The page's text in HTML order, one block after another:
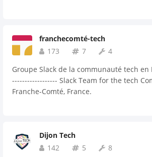
franchecomté-tech
173
7
4
Groupe Slack de la communauté tech en
------------------ Slack Team for the tech
Franche-Comté, France.
Dijon Tech
142
5
8